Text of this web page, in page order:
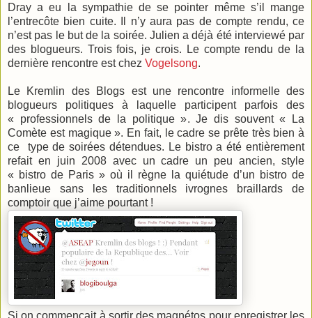
Dray a eu la sympathie de se pointer même s’il mange
l’entrecôte bien cuite. Il n’y aura pas de compte rendu, ce
n’est pas le but de la soirée. Julien a déjà été interviewé par
des blogueurs. Trois fois, je crois. Le compte rendu de la
dernière rencontre est chez Vogelsong.
Le Kremlin des Blogs est une rencontre informelle des
blogueurs politiques à laquelle participent parfois des
« professionnels de la politique ». Je dis souvent « La
Comète est magique ». En fait, le cadre se prête très bien à
ce type de soirées détendues. Le bistro a été entièrement
refait en juin 2008 avec un cadre un peu ancien, style
« bistro de Paris » où il règne la quiétude d’un bistro de
banlieue sans les traditionnels ivrognes braillards de
comptoir que j’aime pourtant !
Si on commençait à sortir des magnétos pour enregistrer les